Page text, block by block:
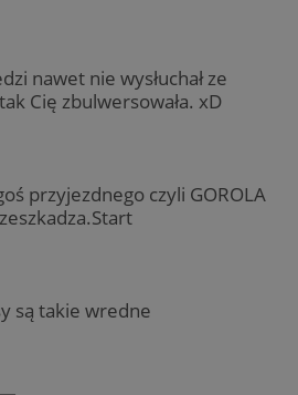
nawet nie wysłuchał ze
Cię zbulwersowała. xD
przyjezdnego czyli GOROLA
są takie wredne